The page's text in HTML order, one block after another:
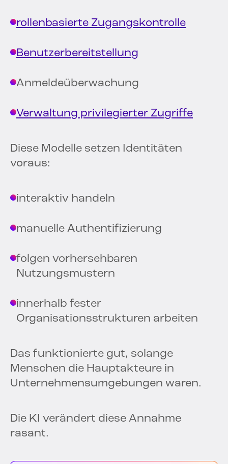
rollenbasierte Zugangskontrolle
Benutzerbereitstellung
Anmeldeüberwachung
Verwaltung privilegierter Zugriffe
Diese Modelle setzen Identitäten
voraus:
interaktiv handeln
manuelle Authentifizierung
folgen vorhersehbaren
Nutzungsmustern
innerhalb fester
Organisationsstrukturen arbeiten
Das funktionierte gut, solange
Menschen die Hauptakteure in
Unternehmensumgebungen waren.
Die KI verändert diese Annahme
rasant.